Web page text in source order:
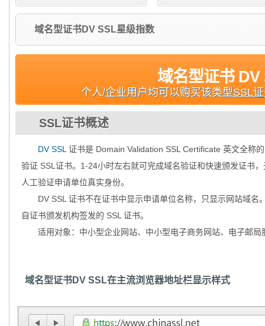
域名型证书DV SSL星级指数
域名型证书 DV
个人/企业用户均可以购买该类型SSL
SSL证书概述
DV SSL 证书是 Domain Validation SSL Certificate 英文全称
验证 SSL证书。1-24小时左右就可完成域名验证和快速颁发证书
人工验证申请单位真实身份。
DV SSL 证书不在证书中显示申请单位名称，只显示网站域
自证书颁发机构签发的 SSL 证书。
适用对象：中小型企业网站、中小型电子商务网站、电子邮局
域名型证书DV SSL在主流浏览器地址栏显示样式